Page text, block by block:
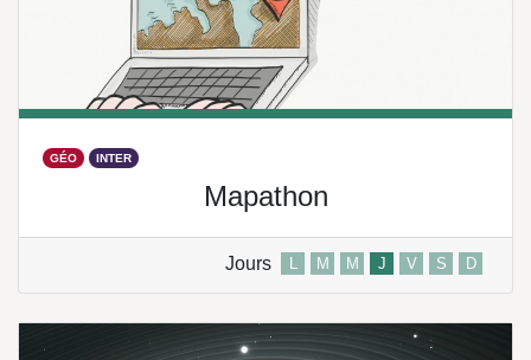
GÉO INTER
Mapathon
Jours L M M J V S D